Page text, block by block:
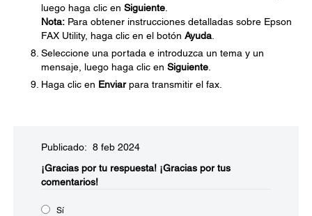
luego haga clic en Siguiente
Nota: Para obtener instrucciones detalladas sobre Epson
FAX Utility, haga clic en el botón Ayuda
Seleccione una portada e introduzca un tema y un
mensaje, luego haga clic en Siguiente
Haga clic en Enviarpara transmitir el fax.
Publicado: 8 feb 2024
¡Gracias por tu respuesta! ¡Gracias por tus
comentarios!
Sí